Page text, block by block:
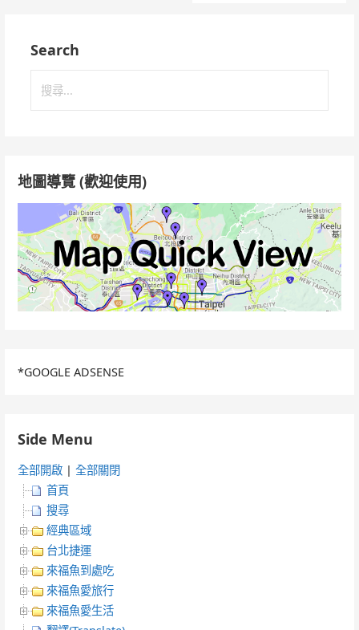
Search
地圖導覽 (歡迎使用)
*GOOGLE ADSENSE
Side Menu
全部開啟 |全部關閉
首頁
搜尋
經典區域
台北捷運
來福魚到處吃
來福魚愛旅行
來福魚愛生活